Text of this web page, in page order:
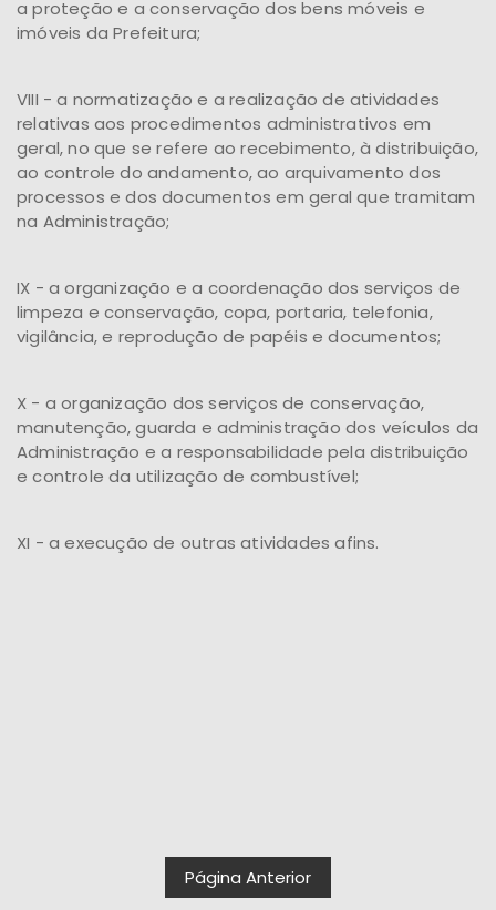
a proteção e a conservação dos bens móveis e
imóveis da Prefeitura;
VIII - a normatização e a realização de atividades
relativas aos procedimentos administrativos em
geral, no que se refere ao recebimento, à distribuição,
ao controle do andamento, ao arquivamento dos
processos e dos documentos em geral que tramitam
na Administração;
IX - a organização e a coordenação dos serviços de
limpeza e conservação, copa, portaria, telefonia,
vigilância, e reprodução de papéis e documentos;
X - a organização dos serviços de conservação,
manutenção, guarda e administração dos veículos da
Administração e a responsabilidade pela distribuição
e controle da utilização de combustível;
XI - a execução de outras atividades afins.
Página Anterior